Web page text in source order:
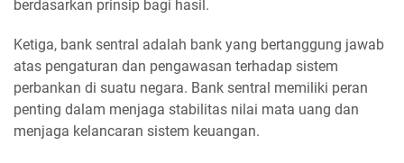
berdasarkan prinsip bagi hasil.
Ketiga, bank sentral adalah bank yang bertanggung jawab
atas pengaturan dan pengawasan terhadap sistem
perbankan di suatu negara. Bank sentral memiliki peran
penting dalam menjaga stabilitas nilai mata uang dan
menjaga kelancaran sistem keuangan.